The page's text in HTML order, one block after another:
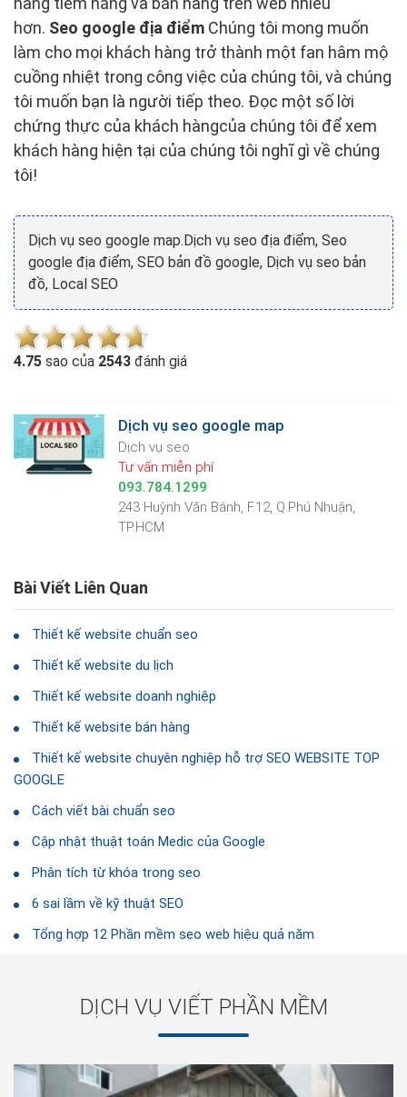
hơn. Seo google địa điểm Chúng tôi mong muốn
làm cho mọi khách hàng trở thành một fan hâm mộ
cuồng nhiệt trong công việc của chúng tôi, và chúng
tôi muốn bạn là người tiếp theo. Đọc một số lời
chứng thực của khách hàngcủa chúng tôi để xem
khách hàng hiện tại của chúng tôi nghĩ gì về chúng
tôi!
Dịch vụ seo google map.Dịch vụ seo địa điểm, Seo
google địa điểm, SEO bản đồ google, Dịch vụ seo bản
đồ, Local SEO
4.75 sao của 2543 đánh giá
Dịch vụ seo google map
Dịch vụ seo
Tư vấn miễn phí
093.784.1299
243 Huỳnh Văn Bánh, F.12, Q.Phú Nhuận,
TP.HCM
Bài Viết Liên Quan
Thiết kế website chuẩn seo
Thiết kế website du lịch
Thiết kế website doanh nghiệp
Thiết kế website bán hàng
Thiết kế website chuyên nghiệp hỗ trợ SEO WEBSITE TOP
GOOGLE
Cách viết bài chuẩn seo
Cập nhật thuật toán Medic của Google
Phân tích từ khóa trong seo
6 sai lầm về kỹ thuật SEO
Tổng hợp 12 Phần mềm seo web hiệu quả năm
DỊCH VỤ VIẾT PHẦN MỀM